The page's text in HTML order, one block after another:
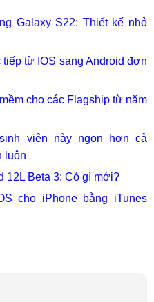
Galaxy S22: Thiết kế nhỏ
từ IOS sang Android đơn
cho các Flagship từ năm
viên này ngon hơn cả
luôn
12L Beta 3: Có gì mới?
cho iPhone bằng iTunes